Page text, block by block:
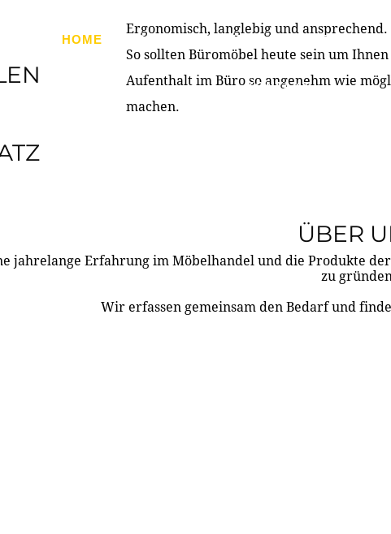
HOME PRODUKTE ÜBER UNS PARTNER
KONTAKT
Ergonomisch, langlebig und ansprechend.
So sollten Büromöbel heute sein um
Aufenthalt im Büro so angenehm wie
machen.
ÜBER
jahrelange Erfahrung im Möbelhandel und die Produkte
zu
Wir erfassen gemeinsam den Bedarf und